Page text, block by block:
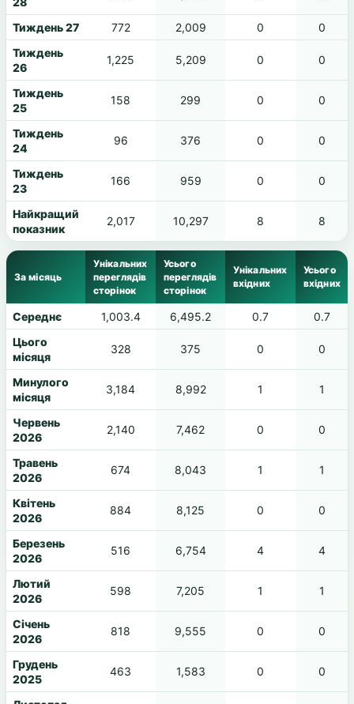
Тиждень 27 772 2,009 0
0
Тиждень
26
1,225 5,209 0 0
Тиждень
25
158 299 0 0
Тиждень
24
96 376 0 0
Тиждень
23
166 959 0 0
Найкращий
показник
2,017 10,297 8 8
За місяць
Унікальних
переглядів
сторінок
Усього
переглядів
сторінок
Унікальних
вхідних
Усього
вхідних
Середнє 1,003.4 6,495.2 0.7
0.7
Цього
місяця
328 375 0 0
Минулого
місяця
3,184 8,992 1 1
Червень
2026
2,140 7,462 0 0
Травень
2026
674 8,043 1 1
Квітень
2026
884 8,125 0 0
Березень
2026
516 6,754 4 4
Лютий
2026
598 7,205 1 1
Січень
2026
818 9,555 0 0
Грудень
2025
463 1,583 0 0